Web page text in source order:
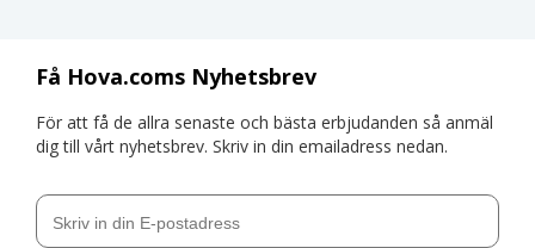
Få Hova.coms Nyhetsbrev
För att få de allra senaste och bästa erbjudanden så anmäl
dig till vårt nyhetsbrev. Skriv in din emailadress nedan.